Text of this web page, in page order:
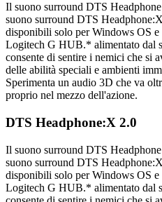
Il suono surround DTS
suono surround DTS
disponibili solo per Windows OS
Logitech G HUB.* alimentato dal
consente di sentire i nemici che si
delle abilità speciali e ambienti
Sperimenta un audio 3D che va
proprio nel mezzo dell'azione.
DTS Headphone:X 2.0
Il suono surround DTS
suono surround DTS
disponibili solo per Windows OS
Logitech G HUB.* alimentato dal